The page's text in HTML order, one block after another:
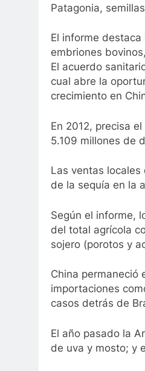
Patagonia,
El informe
embriones
El acuerdo
cual abre la
crecimiento en
En 2012, precisa
5.109 millones de
Las ventas locales
de la sequía en la
Según el informe,
del total agrícola
sojero (porotos y
China permaneció
importaciones
casos detrás de
El año pasado la
de uva y mosto; y